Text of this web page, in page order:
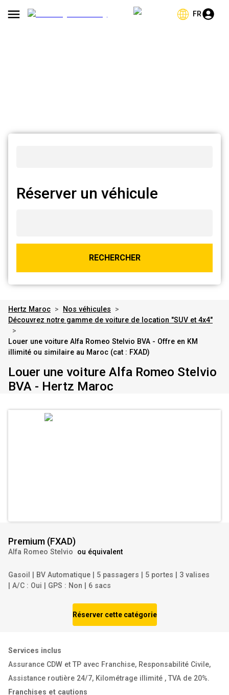
FR
Réserver un véhicule
RECHERCHER
Hertz Maroc > Nos véhicules
>
Découvrez notre gamme de voiture de location "SUV et 4x4"
>
Louer une voiture Alfa Romeo Stelvio BVA - Offre en KM
illimité ou similaire au Maroc (cat : FXAD)
Louer une voiture Alfa Romeo Stelvio
BVA - Hertz Maroc
Premium (FXAD)
Alfa Romeo Stelvio ou équivalent
Gasoil BV Automatique 5 passagers 5 portes
3 valises
A/C : Oui GPS : Non 6 sacs
Réserver cette catégorie
Services inclus
Assurance CDW et TP avec Franchise, Responsabilité Civile,
Assistance routière 24/7, Kilométrage illimité , TVA de 20%.
Franchises et cautions